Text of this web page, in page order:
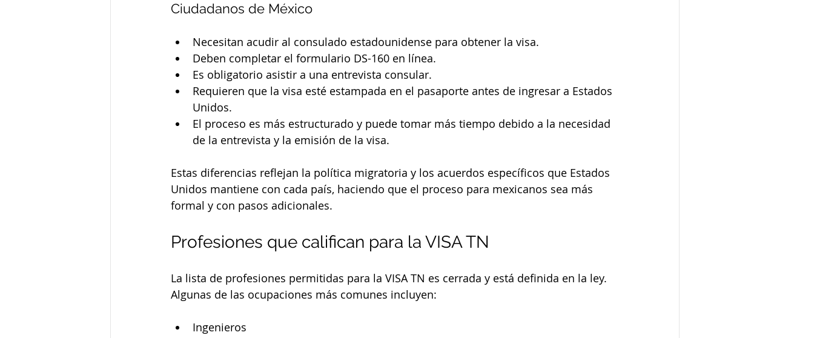
Ciudadanos de México
Necesitan acudir al consulado estadounidense para obtener la visa.
Deben completar el formulario DS-160 en línea.
Es obligatorio asistir a una entrevista consular.
Requieren que la visa esté estampada en el pasaporte antes de ingresar a Estados
Unidos.
El proceso es más estructurado y puede tomar más tiempo debido a la necesidad
de la entrevista y la emisión de la visa.
Estas diferencias reflejan la política migratoria y los acuerdos específicos que Estados
Unidos mantiene con cada país, haciendo que el proceso para mexicanos sea más
formal y con pasos adicionales.
Profesiones que califican para la VISA TN
La lista de profesiones permitidas para la VISA TN es cerrada y está definida en la ley.
Algunas de las ocupaciones más comunes incluyen:
Ingenieros